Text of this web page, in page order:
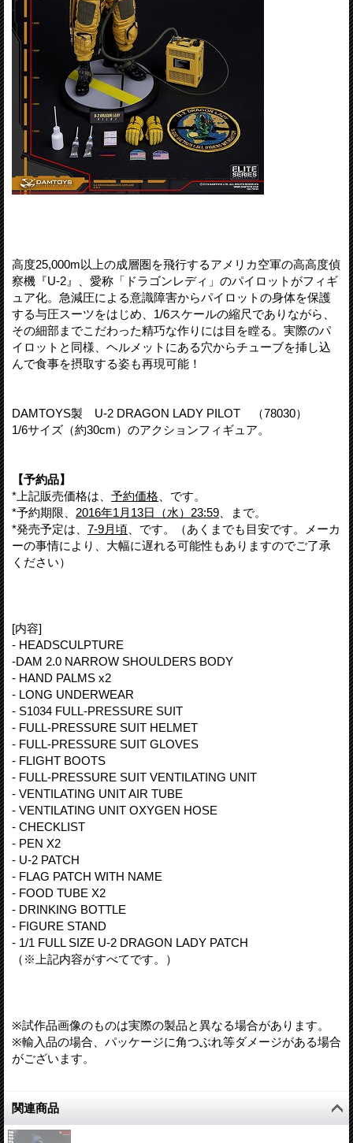
高度25,000m以上の成層圏を飛行するアメリカ空軍の高高度偵
察機『U-2』、愛称「ドラゴンレディ」のパイロットがフィギ
ュア化。急減圧による意識障害からパイロットの身体を保護
する与圧スーツをはじめ、1/6スケールの縮尺でありながら、
その細部までこだわった精巧な作りには目を瞠る。実際のパ
イロットと同様、ヘルメットにある穴からチューブを挿し込
んで食事を摂取する姿も再現可能！
DAMTOYS製 U-2 DRAGON LADY PILOT （78030）
1/6サイズ（約30cm）のアクションフィギュア。
【予約品】
*上記販売価格は、 予約価格 、です。
*予約期限、 2016年1月13日（水）23:59 、まで。
*発売予定は、 7-9月頃 、です。（あくまでも目安です。メーカ
ーの事情により、大幅に遅れる可能性もありますのでご了承
ください）
[内容]
- HEADSCULPTURE
-DAM 2.0 NARROW SHOULDERS BODY
- HAND PALMS x2
- LONG UNDERWEAR
- S1034 FULL-PRESSURE SUIT
- FULL-PRESSURE SUIT HELMET
- FULL-PRESSURE SUIT GLOVES
- FLIGHT BOOTS
- FULL-PRESSURE SUIT VENTILATING UNIT
- VENTILATING UNIT AIR TUBE
- VENTILATING UNIT OXYGEN HOSE
- CHECKLIST
- PEN X2
- U-2 PATCH
- FLAG PATCH WITH NAME
- FOOD TUBE X2
- DRINKING BOTTLE
- FIGURE STAND
- 1/1 FULL SIZE U-2 DRAGON LADY PATCH
（※上記内容がすべてです。）
※試作品画像のものは実際の製品と異なる場合があります。
※輸入品の場合、パッケージに角つぶれ等ダメージがある場合
がございます。
関連商品